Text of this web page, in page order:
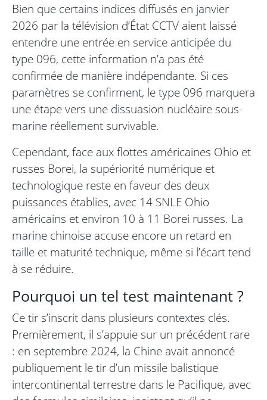
Bien que certains indices diffusés en janvier
2026 par la télévision d’État CCTV aient laissé
entendre une entrée en service anticipée du
type 096, cette information n’a pas été
confirmée de manière indépendante. Si ces
paramètres se confirment, le type 096 marquera
une étape vers une dissuasion nucléaire sous-
marine réellement survivable.
Cependant, face aux flottes américaines Ohio et
russes Borei, la supériorité numérique et
technologique reste en faveur des deux
puissances établies, avec 14 SNLE Ohio
américains et environ 10 à 11 Borei russes. La
marine chinoise accuse encore un retard en
taille et maturité technique, même si l’écart tend
à se réduire.
Pourquoi un tel test maintenant ?
Ce tir s’inscrit dans plusieurs contextes clés.
Premièrement, il s’appuie sur un précédent rare
: en septembre 2024, la Chine avait annoncé
publiquement le tir d’un missile balistique
intercontinental terrestre dans le Pacifique, avec